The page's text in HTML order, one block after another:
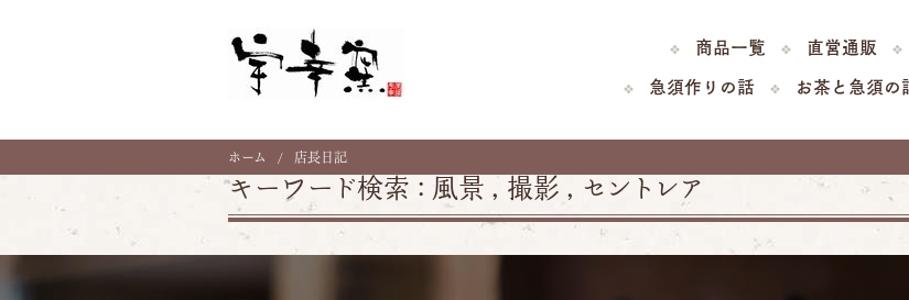
急須作りの話 お茶と急須の
商品一覧 直営通販
ホーム 店長日記
キーワード検索 : 風景 , 撮影 , セントレア